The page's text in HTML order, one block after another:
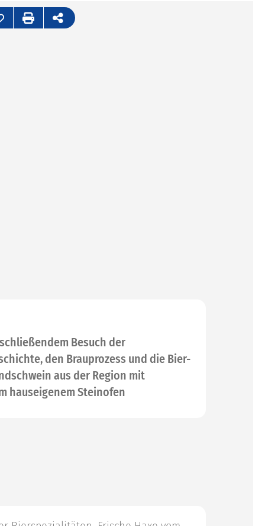
Besuch der
den Brauprozess und die Bier-
aus der Region mit
hauseigenem Steinofen